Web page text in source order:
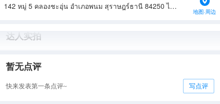
142 หมู่ 5 คลองชะอุ่น อำเภอพนม สุราษฎร์ธานี 84250 ไทย
地图·周边
达人实拍
暂无点评
快来发表第一条点评~ 写点评